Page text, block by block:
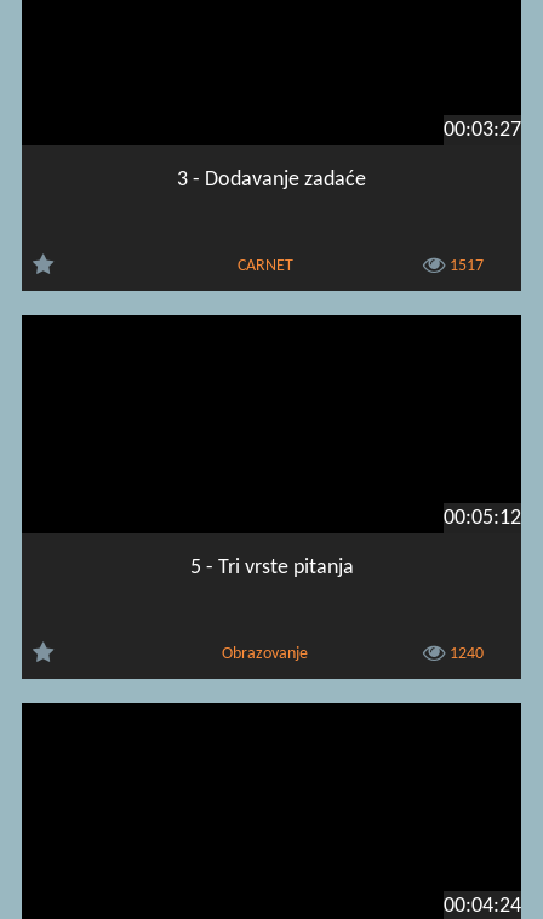
00:03:27
3 - Dodavanje zadaće
CARNET 1517
00:05:12
5 - Tri vrste pitanja
Obrazovanje 1240
00:04:24